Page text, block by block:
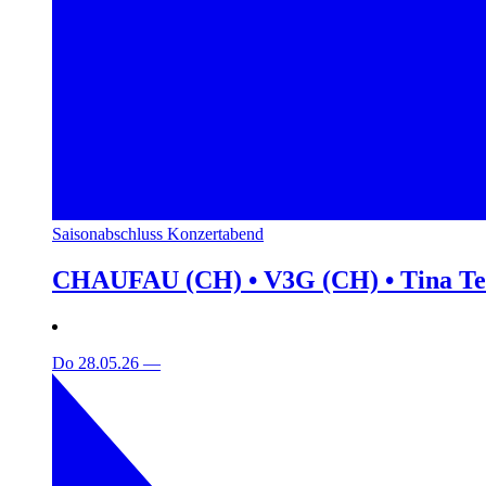
Saisonabschluss Konzertabend
CHAUFAU (CH) • V3G (CH) • Tina
Do 28.05.26 —